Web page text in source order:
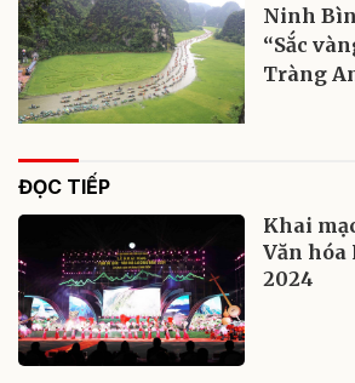
Ninh
“Sắc
Tràng
ĐỌC TIẾP
Khai
Văn hóa
2024